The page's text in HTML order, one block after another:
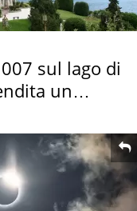
sul lago di
un